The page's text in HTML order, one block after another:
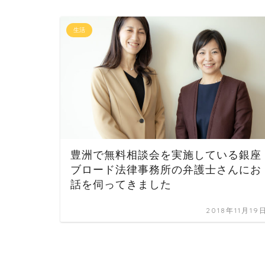
生活
豊洲で無料相談会を実施している銀座
ブロード法律事務所の弁護士さんにお
話を伺ってきました
2018年11月19